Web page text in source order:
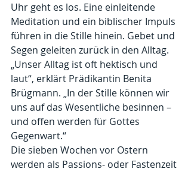
Uhr geht es los. Eine einleitende
Meditation und ein biblischer Impuls
führen in die Stille hinein. Gebet und
Segen geleiten zurück in den Alltag.
„Unser Alltag ist oft hektisch und
laut“, erklärt Prädikantin Benita
Brügmann. „In der Stille können wir
uns auf das Wesentliche besinnen –
und offen werden für Gottes
Gegenwart.“
Die sieben Wochen vor Ostern
werden als Passions- oder Fastenzeit